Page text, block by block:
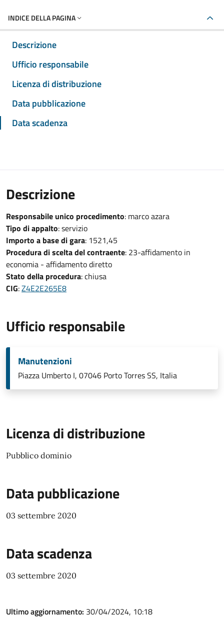
INDICE DELLA PAGINA
Descrizione
Ufficio responsabile
Licenza di distribuzione
Data pubblicazione
Data scadenza
Descrizione
Responsabile unico procedimento: marco azara
Tipo di appalto: servizio
Importo a base di gara: 1521,45
Procedura di scelta del contraente: 23-affidamento in
economia - affidamento diretto
Stato della procedura: chiusa
CIG:Z4E2E265E8
Ufficio responsabile
Manutenzioni
Piazza Umberto I, 07046 Porto Torres SS, Italia
Licenza di distribuzione
Pubblico dominio
Data pubblicazione
03 settembre 2020
Data scadenza
03 settembre 2020
Ultimo aggiornamento: 30/04/2024, 10:18